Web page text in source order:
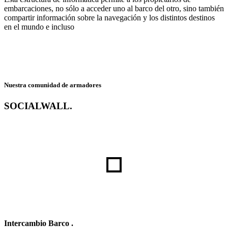
embarcaciones, no sólo a acceder uno al barco del otro, sino también
compartir información sobre la navegación y los distintos destinos
en el mundo e incluso
Nuestra comunidad de armadores
SOCIALWALL.
Intercambio Barco .